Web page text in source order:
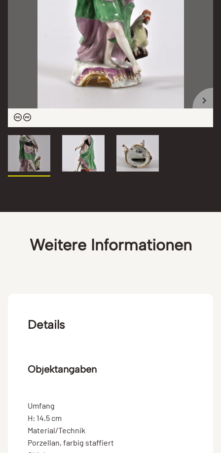
Weitere Informationen
Details
Objektangaben
Umfang
H: 14,5 cm
Material/Technik
Porzellan, farbig staffiert